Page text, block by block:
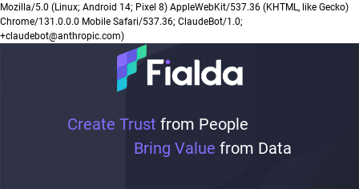
Create Trust from People
Bring Value from Data
Mozilla/5.0 (Linux; Android 14; Pixel 8) AppleWebKit/537.36 (KHTML, like Gecko)
Chrome/131.0.0.0 Mobile Safari/537.36; ClaudeBot/1.0;
+claudebot@anthropic.com)